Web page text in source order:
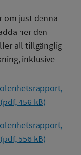
om just denna
ner den
all tillgänglig
inklusive
456 kB)
556 kB)